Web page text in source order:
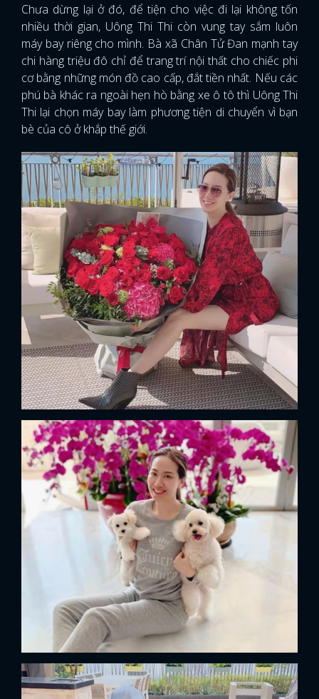
Chưa dừng lại ở đó, để tiện cho việc đi lại không tốn
nhiều thời gian, Uông Thi Thi còn vung tay sắm luôn
máy bay riêng cho mình. Bà xã Chân Tử Đan mạnh tay
chi hàng triệu đô chỉ để trang trí nội thất cho chiếc phi
cơ bằng những món đồ cao cấp, đắt tiền nhất. Nếu các
phú bà khác ra ngoài hẹn hò bằng xe ô tô thì Uông Thi
Thi lại chọn máy bay làm phương tiện di chuyển vì bạn
bè của cô ở khắp thế giới.